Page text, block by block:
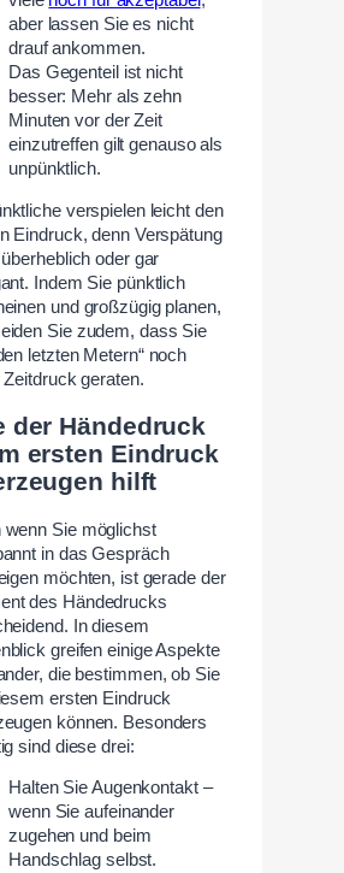
aber lassen Sie es nicht
drauf ankommen.
Das Gegenteil ist nicht
besser: Mehr als zehn
Minuten vor der Zeit
einzutreffen gilt genauso als
unpünktlich.
verspielen leicht den
Eindruck, denn Verspätung
oder gar
Indem Sie pünktlich
und großzügig planen,
Sie zudem, dass Sie
letzten Metern“ noch
Zeitdruck geraten.
der Händedruck
ersten Eindruck
hilft
wenn Sie möglichst
in das Gespräch
möchten, ist gerade der
des Händedrucks
In diesem
greifen einige Aspekte
die bestimmen, ob Sie
ersten Eindruck
können. Besonders
sind diese drei:
Halten Sie Augenkontakt –
wenn Sie aufeinander
zugehen und beim
Handschlag selbst.